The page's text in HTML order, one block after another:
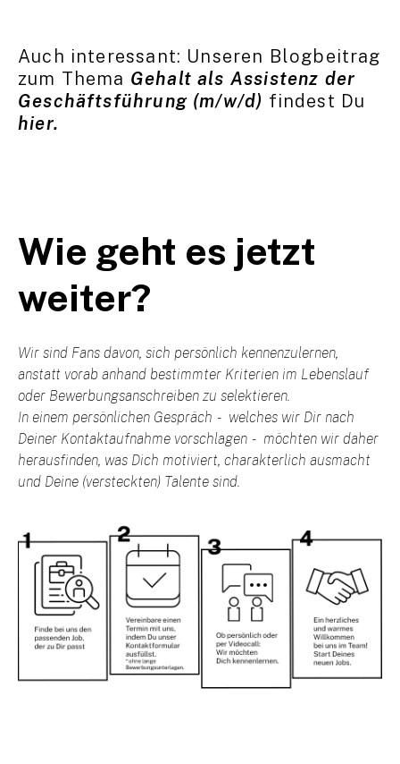
Auch interessant: Unseren Blogbeitrag
zum Thema Gehalt als Assistenz der
Geschäftsführung (m/w/d) findest Du
hier.
Wie geht es jetzt
weiter?
Wir sind Fans davon, sich persönlich kennenzulernen,
anstatt vorab anhand bestimmter Kriterien im Lebenslauf
oder Bewerbungsanschreiben zu selektieren.
In einem persönlichen Gespräch - welches wir Dir nach
Deiner Kontaktaufnahme vorschlagen - möchten wir daher
herausfinden, was Dich motiviert, charakterlich ausmacht
und Deine (versteckten) Talente sind.